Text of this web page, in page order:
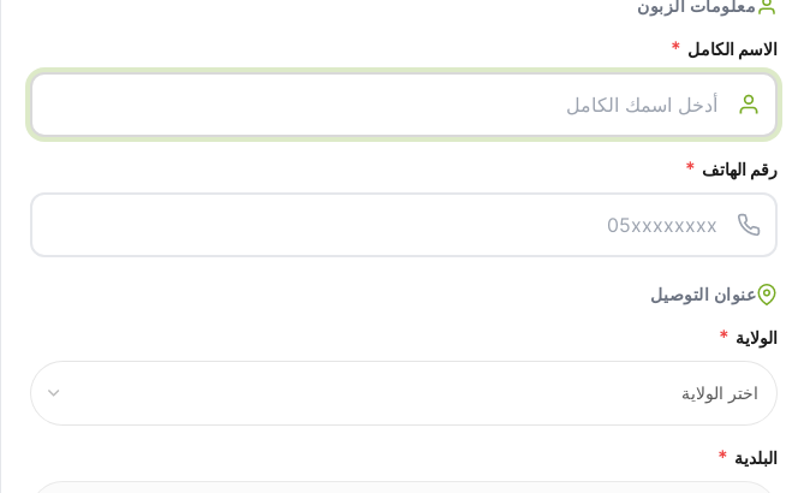
معلومات الزبون
الاسم الكامل *
رقم الهاتف *
عنوان التوصيل
الولاية *
البلدية *